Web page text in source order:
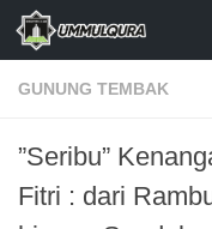
Skip to content
GUNUNG TEMBAK
‎”Seribu”
Fitri : dari